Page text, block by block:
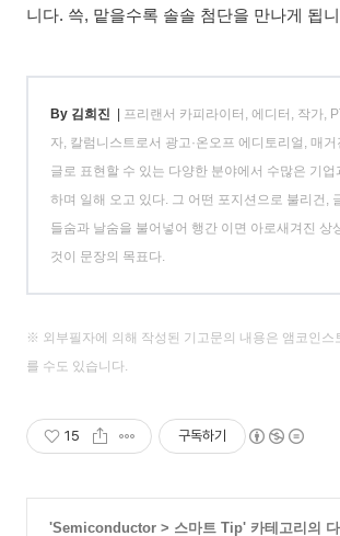
니다. 쓱, 맡을수록 솔솔 첨단을 만나게 됩
By 김희진 | 프리랜서 카피라이터, 에디터, 작가,
자, 칼럼니스트로서 광고·온오프 에디토리얼, 매
글로 표현할 수 있는 다양한 분야에서 수많은 기업
하며 일해 오고 있다. 그 어떤 포지션으로 불리건,
들숨과 날숨을 불어넣어 행간 이면 아로새겨진 상
것이 문장의 목표다.
※ 외부필자에 의해 작성된 기고문의 내용은 앰코인스
를 수도 있습니다.
15 구독하기
'Semiconductor > 스마트 Tip' 카테고리의